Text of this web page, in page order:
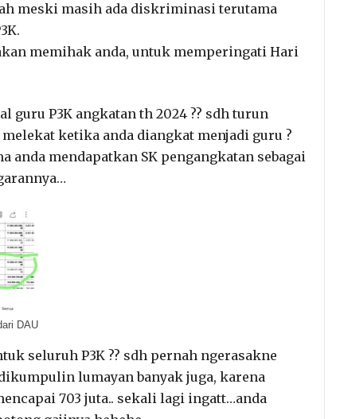
meski masih ada diskriminasi terutama
memihak anda, untuk memperingati Hari
guru P3K angkatan th 2024 ?? sdh turun
ketika anda diangkat menjadi guru ?
anda mendapatkan SK pengangkatan sebagai
DAU
seluruh P3K ?? sdh pernah ngerasakne
lumayan banyak juga, karena
703 juta.. sekali lagi ingatt…anda